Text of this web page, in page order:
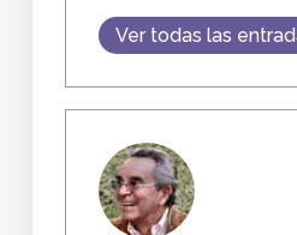
Ver todas las